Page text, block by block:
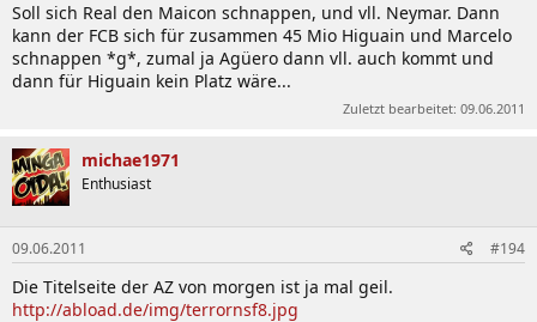
Soll sich Real den Maicon schnappen, und vll. Neymar. Dann
kann der FCB sich für zusammen 45 Mio Higuain und Marcelo
schnappen *g*, zumal ja Agüero dann vll. auch kommt und
dann für Higuain kein Platz wäre...
Zuletzt bearbeitet: 09.06.2011
michae1971
Enthusiast
09.06.2011 #194
Die Titelseite der AZ von morgen ist ja mal geil.
http://abload.de/img/terrornsf8.jpg